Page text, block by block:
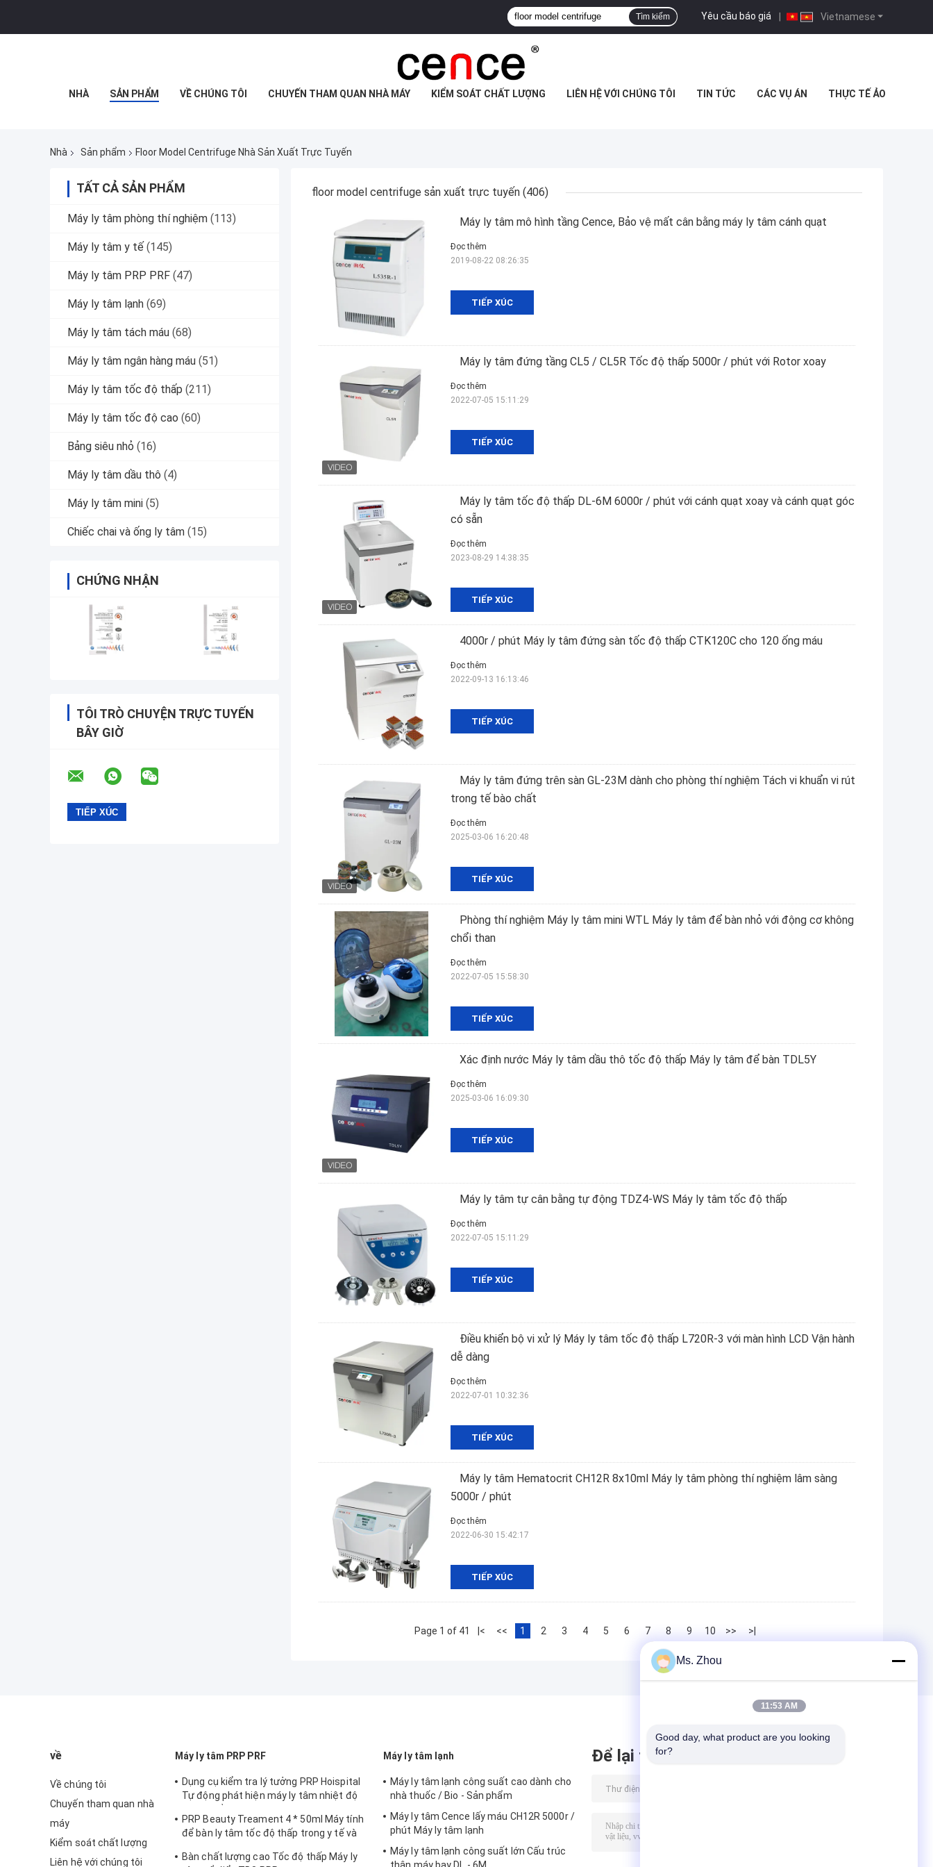
Vietnamese
Yêu cầu báo giá |
Tìm kiếm
NHÀ SẢN PHẨM VỀ CHÚNG TÔI CHUYẾN THAM QUAN NHÀ MÁY KIỂM SOÁT CHẤT LƯỢNG LIÊN HỆ VỚI CHÚNG TÔI TIN TỨC CÁC VỤ ÁN THỰC TẾ ẢO
Nhà Sản phẩm Floor Model Centrifuge Nhà Sản Xuất Trực Tuyến
TẤT CẢ SẢN PHẨM
Máy ly tâm phòng thí nghiệm (113)
Máy ly tâm y tế (145)
Máy ly tâm PRP PRF (47)
Máy ly tâm lạnh (69)
Máy ly tâm tách máu (68)
Máy ly tâm ngân hàng máu (51)
Máy ly tâm tốc độ thấp (211)
Máy ly tâm tốc độ cao (60)
Bảng siêu nhỏ (16)
Máy ly tâm dầu thô (4)
Máy ly tâm mini (5)
Chiếc chai và ống ly tâm (15)
CHỨNG NHẬN
TÔI TRÒ CHUYỆN TRỰC TUYẾN
BÂY GIỜ
floor model centrifuge sản xuất trực tuyến (406)
Máy ly tâm mô hình tầng Cence, Bảo vệ mất cân bằng máy ly tâm cánh quạt
TIẾP XÚC
Đọc thêm
2019-08-22 08:26:35
Máy ly tâm đứng tầng CL5 / CL5R Tốc độ thấp 5000r / phút với Rotor xoay
TIẾP XÚC
Đọc thêm
2022-07-05 15:11:29
Máy ly tâm tốc độ thấp DL-6M 6000r / phút với cánh quạt xoay và cánh quạt góc
có sẵn
TIẾP XÚC
Đọc thêm
2023-08-29 14:38:35
4000r / phút Máy ly tâm đứng sàn tốc độ thấp CTK120C cho 120 ống máu
TIẾP XÚC
Đọc thêm
2022-09-13 16:13:46
Máy ly tâm đứng trên sàn GL-23M dành cho phòng thí nghiệm Tách vi khuẩn vi rút
trong tế bào chất
TIẾP XÚC
Đọc thêm
2025-03-06 16:20:48
Phòng thí nghiệm Máy ly tâm mini WTL Máy ly tâm để bàn nhỏ với động cơ không
chổi than
TIẾP XÚC
Đọc thêm
2022-07-05 15:58:30
Xác định nước Máy ly tâm dầu thô tốc độ thấp Máy ly tâm để bàn TDL5Y
TIẾP XÚC
Đọc thêm
2025-03-06 16:09:30
Máy ly tâm tự cân bằng tự động TDZ4-WS Máy ly tâm tốc độ thấp
TIẾP XÚC
Đọc thêm
2022-07-05 15:11:29
Điều khiển bộ vi xử lý Máy ly tâm tốc độ thấp L720R-3 với màn hình LCD Vận hành
dễ dàng
TIẾP XÚC
Đọc thêm
2022-07-01 10:32:36
Máy ly tâm Hematocrit CH12R 8x10ml Máy ly tâm phòng thí nghiệm lâm sàng
5000r / phút
TIẾP XÚC
Đọc thêm
2022-06-30 15:42:17
Page 1 of 41 |< << 1 2 3 4 5 6 7 8 9 10 >> >|
về
Về chúng tôi
Chuyến tham quan nhà
máy
Kiểm soát chất lượng
Liên hệ với chúng tôi
Máy ly tâm PRP PRF
Dụng cụ kiểm tra lý tưởng PRP Hoispital
Tự động phát hiện máy ly tâm nhiệt độ
PRP Beauty Treament 4 * 50ml Máy tính
để bàn ly tâm tốc độ thấp trong y tế và
Bàn chất lượng cao Tốc độ thấp Máy ly
Máy ly tâm lạnh
Máy ly tâm lạnh công suất cao dành cho
nhà thuốc / Bio - Sản phẩm
Máy ly tâm Cence lấy máu CH12R 5000r /
phút Máy ly tâm lạnh
Máy ly tâm lạnh công suất lớn Cấu trúc
Để lại tin nhắn
Ms. Zhou
11:53 AM
Good day, what product are you looking
for?